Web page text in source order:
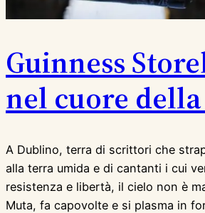
Guinness
nel cuore
A Dublino, terra di scrittori che
alla terra umida e di cantanti i cui
resistenza e libertà, il cielo non è
Muta, fa capovolte e si plasma in